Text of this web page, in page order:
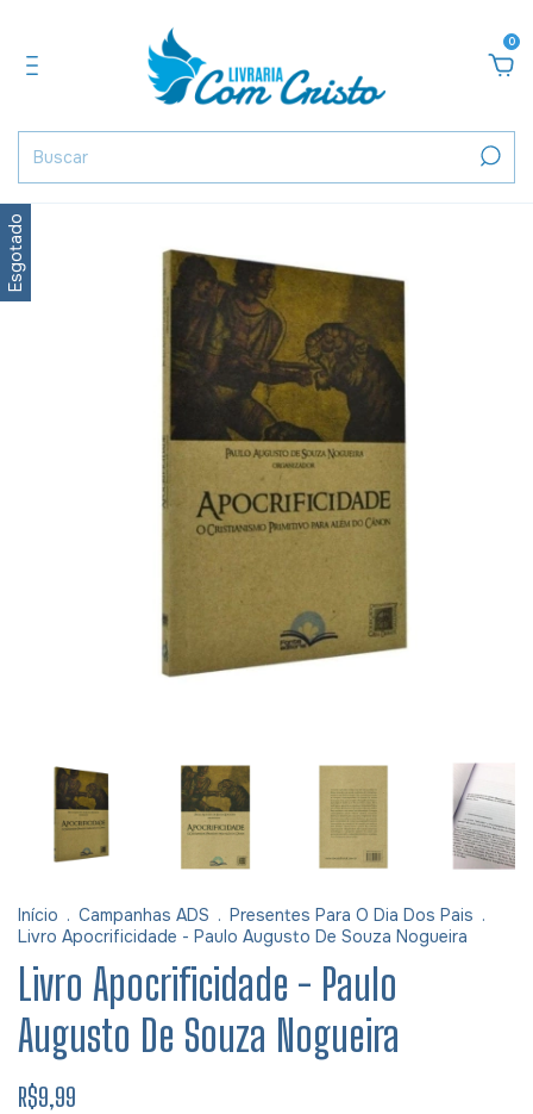
0
Esgotado
Início . Campanhas ADS . Presentes Para O Dia Dos Pais .
Livro Apocrificidade - Paulo Augusto De Souza Nogueira
Livro Apocrificidade - Paulo
Augusto De Souza Nogueira
R$9,99